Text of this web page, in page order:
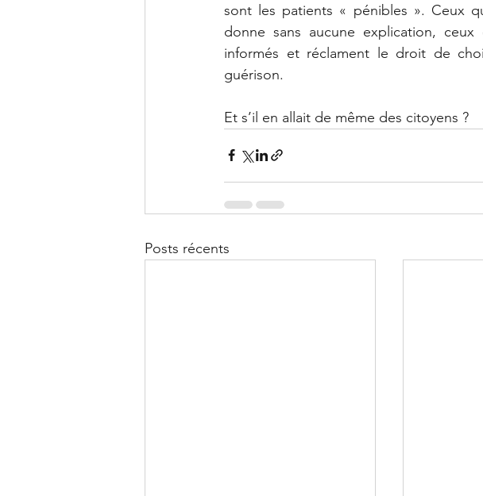
sont les patients « pénibles ». Ceux
donne sans aucune explication,
informés et réclament le droit de
guérison.
Et s’il en allait de même des citoyens ?
Posts récents